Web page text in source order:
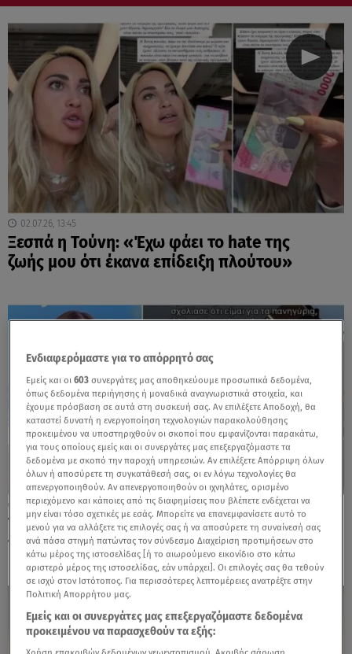
02.07.26, 13:45
Ξεσπά η Τούνη: «Έχω φάει το hate της
ζωής μου ότι έκανα επίδειξη πλούτου»
30.06.26, 10:35
Τσιμτσιλή για Τούνη: «Οι πραγματικά
πλούσιοι δε χρειάζεται να το φωνάζουν»
Ενδιαφερόμαστε για το απόρρητό σας
Εμείς και οι603 συνεργάτες μας αποθηκεύουμε προσωπικά δεδομένα,
όπως δεδομένα περιήγησης ή μοναδικά αναγνωριστικά στοιχεία, και
έχουμε πρόσβαση σε αυτά στη συσκευή σας. Αν επιλέξετε Αποδοχή, θα
καταστεί δυνατή η ενεργοποίηση τεχνολογιών παρακολούθησης
προκειμένου να υποστηριχθούν οι σκοποί που εμφανίζονται παρακάτω,
για τους οποίους εμείς και οι συνεργάτες μας επεξεργαζόμαστε τα
δεδομένα με σκοπό την παροχή υπηρεσιών. Αν επιλέξετε Απόρριψη όλων
όλων ή αποσύρετε τη συγκατάθεσή σας, οι εν λόγω τεχνολογίες θα
απενεργοποιηθούν. Αν απενεργοποιηθούν οι ιχνηλάτες, ορισμένο
περιεχόμενο και κάποιες από τις διαφημίσεις που βλέπετε ενδέχεται να
μην είναι τόσο σχετικές με εσάς. Μπορείτε να επανεμφανίσετε αυτό το
μενού για να αλλάξετε τις επιλογές σας ή να αποσύρετε τη συναίνεσή σας
ανά πάσα στιγμή πατώντας τον σύνδεσμο Διαχείριση προτιμήσεων στο
κάτω μέρος της ιστοσελίδας [ή το αιωρούμενο εικονίδιο στο κάτω
αριστερό μέρος της ιστοσελίδας, εάν υπάρχει]. Οι επιλογές σας θα τεθούν
σε ισχύ στον Ιστότοπος. Για περισσότερες λεπτομέρειες ανατρέξτε στην
Πολιτική Απορρήτου μας.
Εμείς και οι συνεργάτες μας επεξεργαζόμαστε δεδομένα
προκειμένου να παρασχεθούν τα εξής: